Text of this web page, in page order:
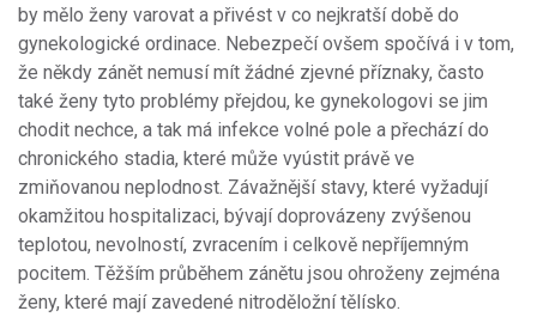
by mělo ženy varovat a přivést v co nejkratší době do
gynekologické ordinace. Nebezpečí ovšem spočívá i v tom,
že někdy zánět nemusí mít žádné zjevné příznaky, často
také ženy tyto problémy přejdou, ke gynekologovi se jim
chodit nechce, a tak má infekce volné pole a přechází do
chronického stadia, které může vyústit právě ve
zmiňovanou neplodnost. Závažnější stavy, které vyžadují
okamžitou hospitalizaci, bývají doprovázeny zvýšenou
teplotou, nevolností, zvracením i celkově nepříjemným
pocitem. Těžším průběhem zánětu jsou ohroženy zejména
ženy, které mají zavedené nitroděložní tělísko.